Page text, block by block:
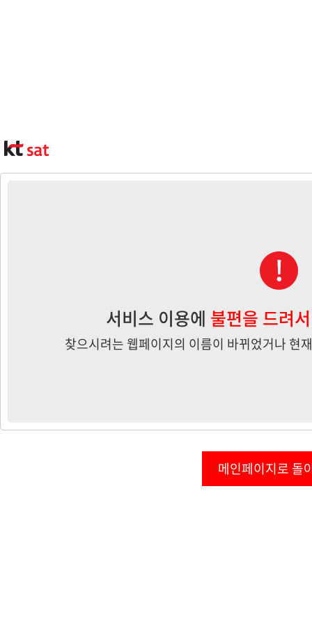
서비스 이용에 불편을 드려서
찾으시려는 웹페이지의 이름이 바뀌었거나 현
메인페이지로 돌